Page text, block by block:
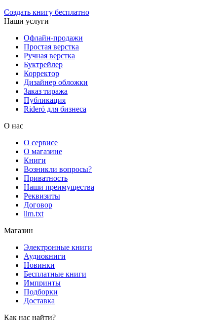
Создать книгу бесплатно
Наши услуги
Офлайн-продажи
Простая верстка
Ручная верстка
Буктрейлер
Корректор
Дизайнер обложки
Заказ тиража
Публикация
Rideró для бизнеса
О нас
О сервисе
О магазине
Книги
Возникли вопросы?
Приватность
Наши преимущества
Реквизиты
Договор
llm.txt
Магазин
Электронные книги
Аудиокниги
Новинки
Бесплатные книги
Импринты
Подборки
Доставка
Как нас найти?